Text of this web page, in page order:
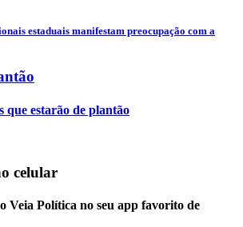
estaduais manifestam preocupação com a
que estarão de plantão
celular
Veia Política no seu app favorito de